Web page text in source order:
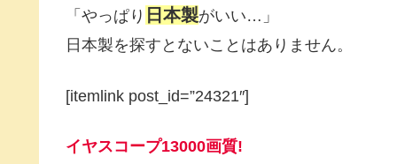
「やっぱり 日本製がいい…」
日本製を探すとないことはありません。
[itemlink post_id=”24321″]
イヤスコープ13000画質!